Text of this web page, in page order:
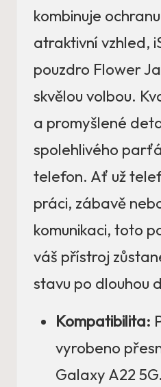
kombinuje
atraktivní vzhled,
pouzdro Flower
skvělou volbou.
a promyšlené
spolehlivého
telefon. Ať už
práci, zábavě
komunikaci, toto
váš přístroj
stavu po dlouhou
Kompatibilita:
vyrobeno
Galaxy A22 5G.